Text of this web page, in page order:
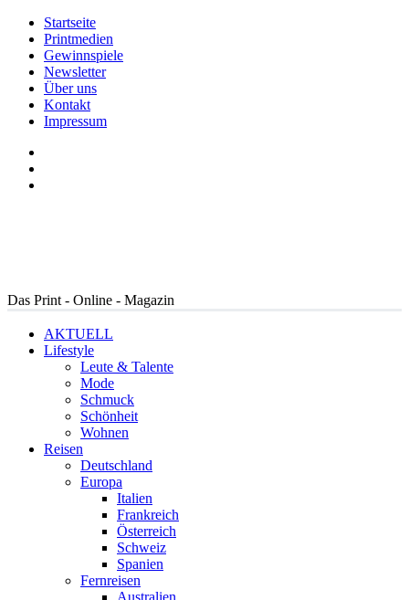
Startseite
Printmedien
Gewinnspiele
Newsletter
Über uns
Kontakt
Impressum
Das Print - Online - Magazin
AKTUELL
Lifestyle
Leute & Talente
Mode
Schmuck
Schönheit
Wohnen
Reisen
Deutschland
Europa
Italien
Frankreich
Österreich
Schweiz
Spanien
Fernreisen
Australien